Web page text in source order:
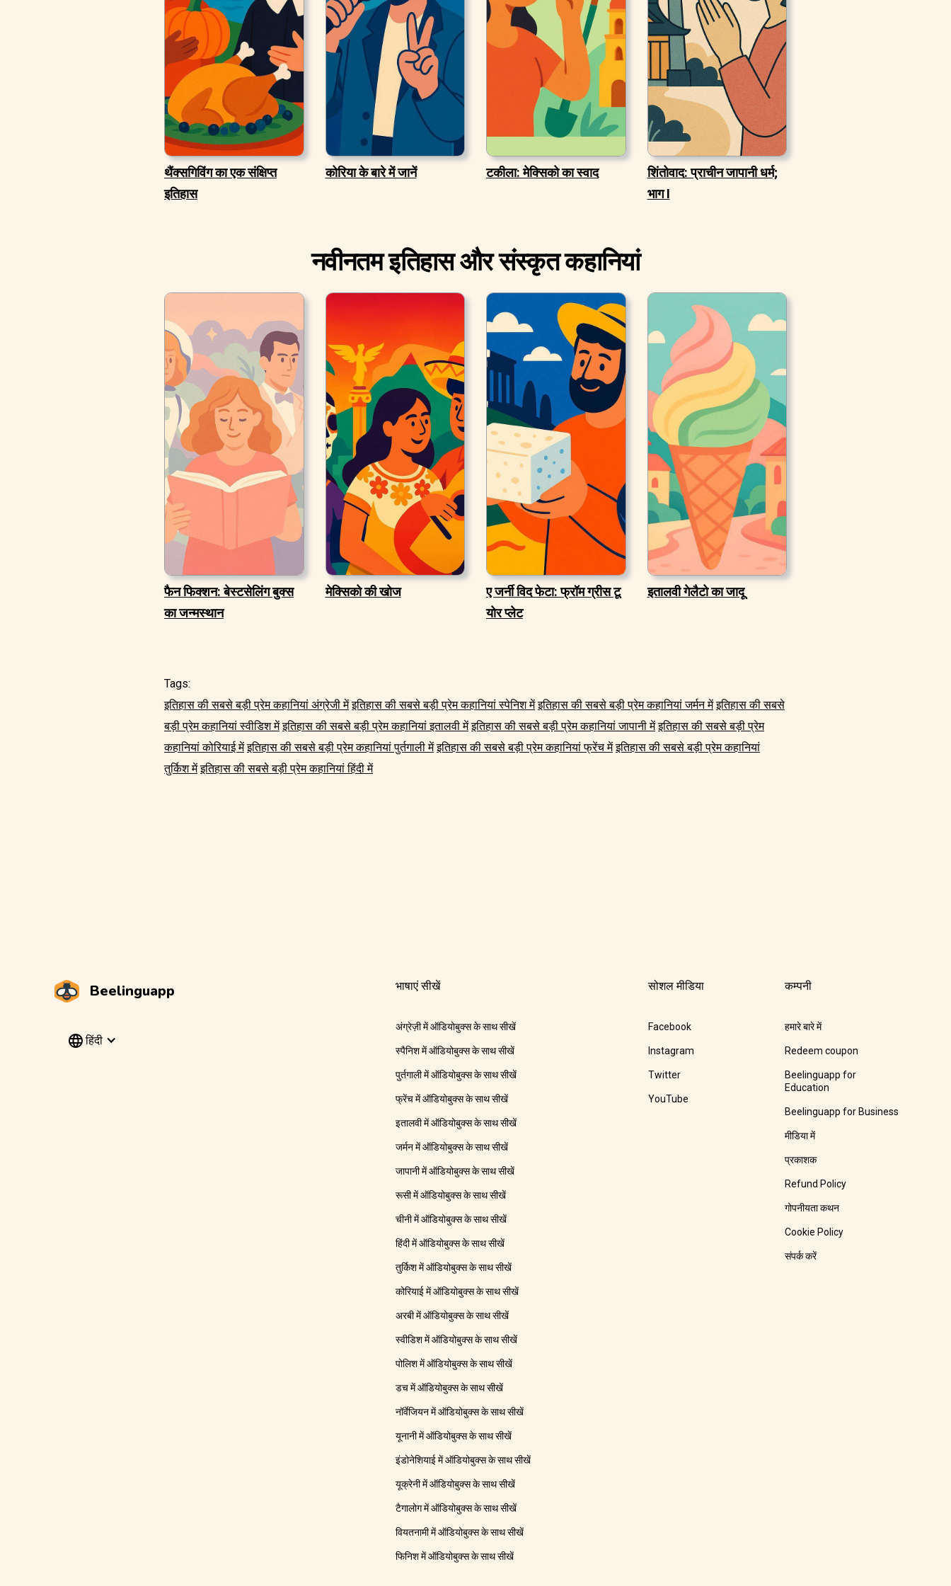
थैंक्सगिविंग का एक संक्षिप्त
इतिहास
कोरिया के बारे में जानें टकीला: मेक्सिको का स्वाद
शिंतोवाद: प्राचीन जापानी धर्म;
भाग I
नवीनतम इतिहास और संस्कृत कहानियां
फैन फिक्शन: बेस्टसेलिंग बुक्स
का जन्मस्थान
मेक्सिको की खोज
ए जर्नी विद फेटा: फ्रॉम ग्रीस टू
योर प्लेट
इतालवी गेलैटो का जादू
Tags:
इतिहास की सबसे बड़ी प्रेम कहानियां अंग्रेजी में इतिहास की सबसे बड़ी प्रेम कहानियां स्पेनिश में इतिहास की सबसे बड़ी प्रेम कहानियां जर्मन में इतिहास की सबसे
बड़ी प्रेम कहानियां स्वीडिश में इतिहास की सबसे बड़ी प्रेम कहानियां इतालवी में इतिहास की सबसे बड़ी प्रेम कहानियां जापानी में इतिहास की सबसे बड़ी प्रेम
कहानियां कोरियाई में इतिहास की सबसे बड़ी प्रेम कहानियां पुर्तगाली में इतिहास की सबसे बड़ी प्रेम कहानियां फ्रेंच में इतिहास की सबसे बड़ी प्रेम कहानियां
तुर्किश में इतिहास की सबसे बड़ी प्रेम कहानियां हिंदी में
Beelinguapp
हिंदी
भाषाएं सीखें
अंग्रेज़ी में ऑडियोबुक्स के साथ सीखें
स्पैनिश में ऑडियोबुक्स के साथ सीखें
पुर्तगाली में ऑडियोबुक्स के साथ सीखें
फ्रेंच में ऑडियोबुक्स के साथ सीखें
इतालवी में ऑडियोबुक्स के साथ सीखें
जर्मन में ऑडियोबुक्स के साथ सीखें
जापानी में ऑडियोबुक्स के साथ सीखें
रूसी में ऑडियोबुक्स के साथ सीखें
चीनी में ऑडियोबुक्स के साथ सीखें
हिंदी में ऑडियोबुक्स के साथ सीखें
तुर्किश में ऑडियोबुक्स के साथ सीखें
कोरियाई में ऑडियोबुक्स के साथ सीखें
अरबी में ऑडियोबुक्स के साथ सीखें
स्वीडिश में ऑडियोबुक्स के साथ सीखें
पोलिश में ऑडियोबुक्स के साथ सीखें
डच में ऑडियोबुक्स के साथ सीखें
नॉर्वेजियन में ऑडियोबुक्स के साथ सीखें
यूनानी में ऑडियोबुक्स के साथ सीखें
इंडोनेशियाई में ऑडियोबुक्स के साथ सीखें
यूक्रेनी में ऑडियोबुक्स के साथ सीखें
टैगालोग में ऑडियोबुक्स के साथ सीखें
वियतनामी में ऑडियोबुक्स के साथ सीखें
फिनिश में ऑडियोबुक्स के साथ सीखें
सोशल मीडिया
Facebook
Instagram
Twitter
YouTube
कम्पनी
हमारे बारे में
Redeem coupon
Beelinguapp for
Education
Beelinguapp for Business
मीडिया में
प्रकाशक
Refund Policy
गोपनीयता कथन
Cookie Policy
संपर्क करें